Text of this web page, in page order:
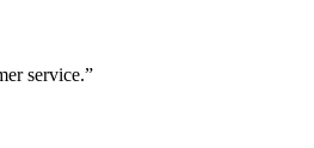
service.”